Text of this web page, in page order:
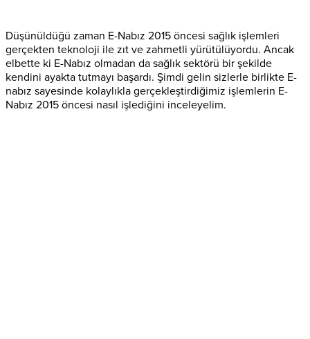
Düşünüldüğü zaman E-Nabız 2015 öncesi sağlık işlemleri
gerçekten teknoloji ile zıt ve zahmetli yürütülüyordu. Ancak
elbette ki E-Nabız olmadan da sağlık sektörü bir şekilde
kendini ayakta tutmayı başardı. Şimdi gelin sizlerle birlikte E-
nabız sayesinde kolaylıkla gerçekleştirdiğimiz işlemlerin E-
Nabız 2015 öncesi nasıl işlediğini inceleyelim.